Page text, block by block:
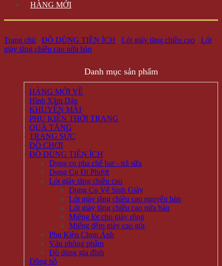
HÀNG MỚI
Trang chủ / ĐỒ DÙNG TIỆN ÍCH / Lót giày tăng chiều cao / Lót
giày tăng chiều cao nửa bàn
Danh mục sản phẩm
HÀNG MỚI VỀ
Hình Xăm Dán
KHUYẾN MÃI
PHỤ KIỆN THỜI TRANG
QUÀ TẶNG
TRANG SỨC
ĐỒ CHƠI
ĐỒ DÙNG TIỆN ÍCH
Dụng cụ pha chế bar - trà sữa
Dụng Cụ Đi Phượt
Lót giày tăng chiều cao
Dụng Cụ Vệ Sinh Giày
Lót giày tăng chiều cao nguyên bàn
Lót giày tăng chiều cao nửa bàn
Miếng lót cho giày rộng
Miếng đệm giày cao gót
Phụ Kiện Chụp Ảnh
Văn phòng phẩm
Đồ dùng gia đình
Đồng hồ